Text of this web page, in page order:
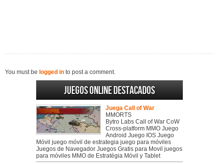
You must be logged in to post a comment.
Juegos online destacados
Juega Call of War
MMORTS
Bytro Labs Call of War CoW
Cross-platform MMO Juego
Android Juego IOS Juego
Móvil juego móvil de estrategia juego para móviles
Juegos de Navegador Juegos Gratis para Movil juegos
para móviles MMO de Estratégia Móvil y Tablet